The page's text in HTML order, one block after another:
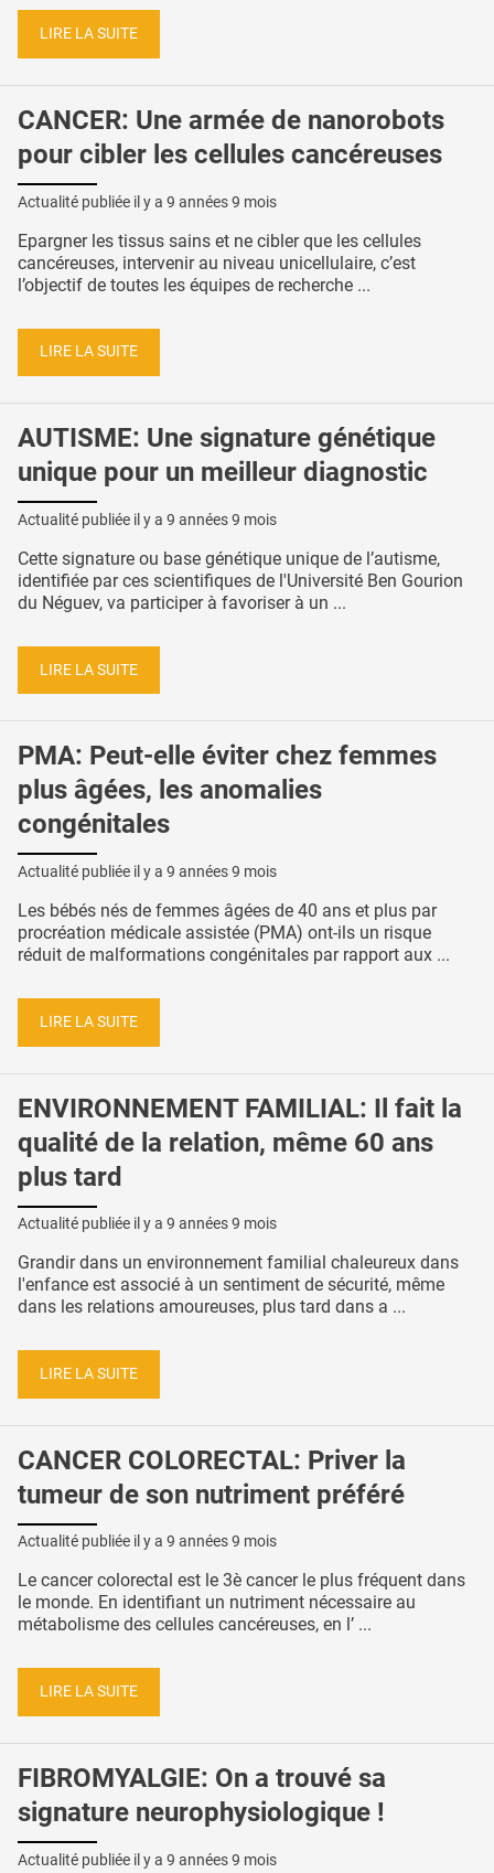
LIRE LA SUITE
CANCER: Une armée de nanorobots
pour cibler les cellules cancéreuses
Actualité publiée il y a 9 années 9 mois
Epargner les tissus sains et ne cibler que les cellules
cancéreuses, intervenir au niveau unicellulaire, c’est
l’objectif de toutes les équipes de recherche ...
LIRE LA SUITE
AUTISME: Une signature génétique
unique pour un meilleur diagnostic
Actualité publiée il y a 9 années 9 mois
Cette signature ou base génétique unique de l’autisme,
identifiée par ces scientifiques de l'Université Ben Gourion
du Néguev, va participer à favoriser à un ...
LIRE LA SUITE
PMA: Peut-elle éviter chez femmes
plus âgées, les anomalies
congénitales
Actualité publiée il y a 9 années 9 mois
Les bébés nés de femmes âgées de 40 ans et plus par
procréation médicale assistée (PMA) ont-ils un risque
réduit de malformations congénitales par rapport aux ...
LIRE LA SUITE
ENVIRONNEMENT FAMILIAL: Il fait la
qualité de la relation, même 60 ans
plus tard
Actualité publiée il y a 9 années 9 mois
Grandir dans un environnement familial chaleureux dans
l'enfance est associé à un sentiment de sécurité, même
dans les relations amoureuses, plus tard dans a ...
LIRE LA SUITE
CANCER COLORECTAL: Priver la
tumeur de son nutriment préféré
Actualité publiée il y a 9 années 9 mois
Le cancer colorectal est le 3è cancer le plus fréquent dans
le monde. En identifiant un nutriment nécessaire au
métabolisme des cellules cancéreuses, en l’ ...
LIRE LA SUITE
FIBROMYALGIE: On a trouvé sa
signature neurophysiologique !
Actualité publiée il y a 9 années 9 mois